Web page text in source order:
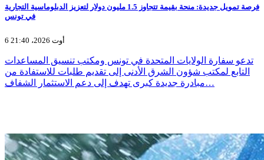
فرصة تمويل جديدة: منحة بقيمة تتجاوز 1.5 مليون دولار لتعزيز الدبلوماسية التجارية
في تونس
6 أوت 2026، 21:40
تدعو سفارة الولايات المتحدة في تونس ومكتب تنسيق المساعدات
التابع لمكتب شؤون الشرق الأدنى إلى تقديم طلبات للاستفادة من
مبادرة جديدة كبرى تهدف إلى دعم الاستثمار الشفاف…